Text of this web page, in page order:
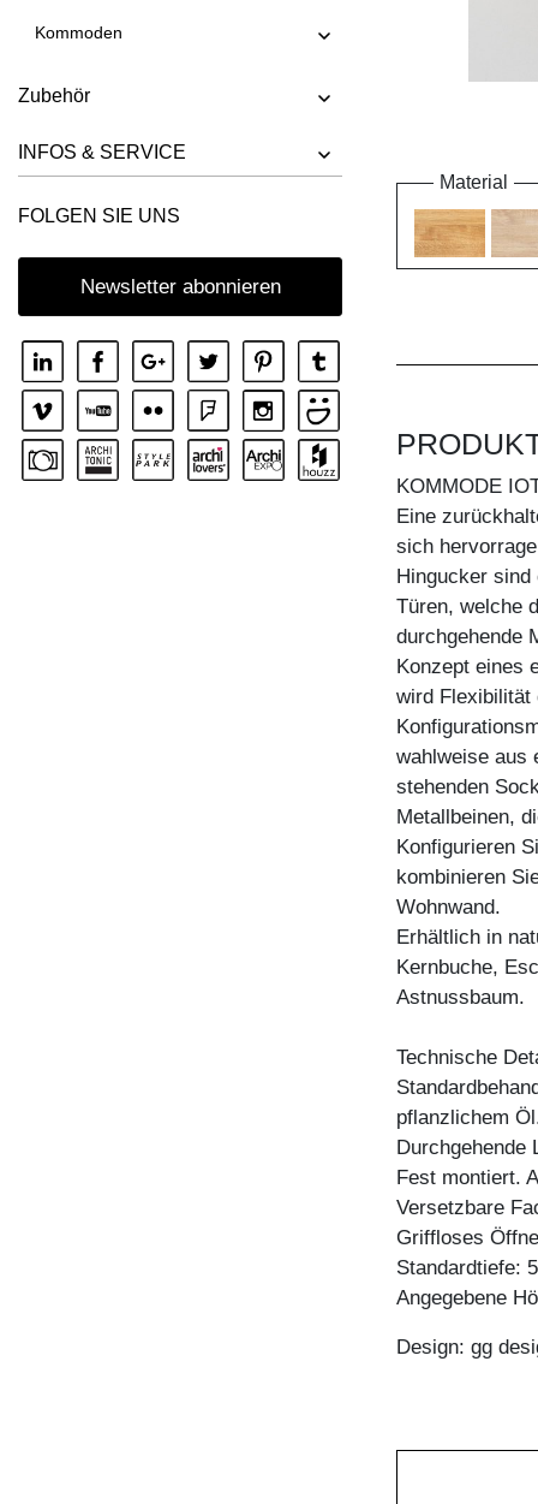
Kommoden
Zubehör
INFOS & SERVICE
FOLGEN SIE UNS
Newsletter abonnieren
Material
KOMMODE
Eine
sich
Hingucker sind
Türen, welche
durchgehende
Konzept eines
wird Flexibilität
wahlweise aus
stehenden
Metallbeinen,
Konfigurieren
kombinieren
Wohnwand.
Erhältlich in
Kernbuche,
Astnussbaum.
Technische
pflanzlichem
Durchgehende
Fest montiert.
Versetzbare
Griffloses
Standardtiefe:
Angegebene
Design: gg